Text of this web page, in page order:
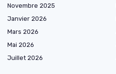
Novembre 2025
Janvier 2026
Mars 2026
Mai 2026
Juillet 2026